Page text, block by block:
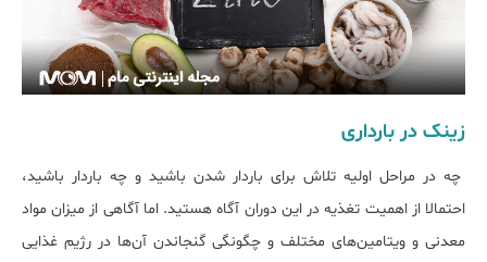
زینک در بارداری
چه در مراحل اولیه تلاش برای باردار شدن باشید و چه باردار باشید،
احتمالا از اهمیت تغذیه در این دوران آگاه هستید. اما آگاهی از میزان مواد
معدنی و ویتامین‌‎های مختلف و چگونگی گنجاندن آن‌ها در رژیم غذایی